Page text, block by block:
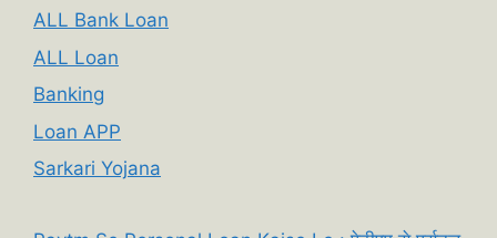
ALL Bank Loan
ALL Loan
Banking
Loan APP
Sarkari Yojana